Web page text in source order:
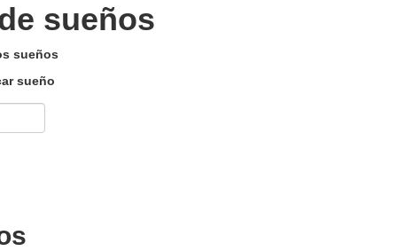
sueños
sueños
sueño